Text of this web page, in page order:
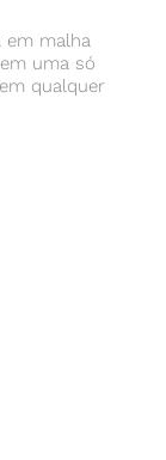
em malha
uma só
qualquer